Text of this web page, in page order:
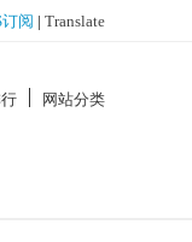
订阅 | Translate
网站分类